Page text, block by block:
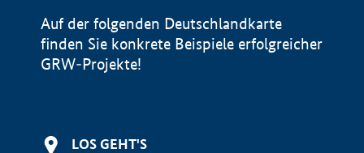
Auf der folgenden Deutschlandkarte
finden Sie konkrete Beispiele erfolgreicher
GRW-Projekte!
LOS GEHT'S